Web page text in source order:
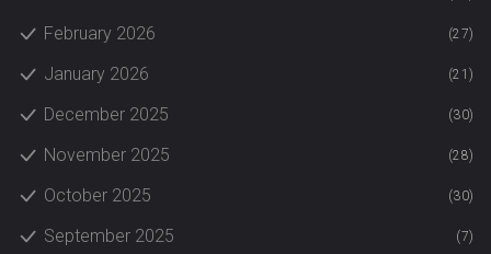
February 2026 (27)
January 2026 (21)
December 2025 (30)
November 2025 (28)
October 2025 (30)
September 2025 (7)